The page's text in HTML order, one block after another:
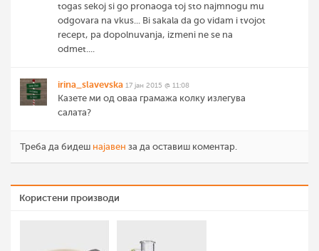
togas sekoj si go pronaoga toj sto najmnogu mu
odgovara na vkus... Bi sakala da go vidam i tvojot
recept, pa dopolnuvanja, izmeni ne se na
odmet....
irina_slavevska 17 јан 2015 @ 11:08
Казете ми од оваа грамажа колку излегува
салата?
Треба да бидеш најавен за да оставиш коментар.
Користени производи